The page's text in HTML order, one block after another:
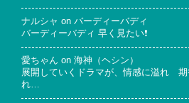
ナルシャ on バーディーバディ
バーディーバディ 早く見たい❗
愛ちゃん on 海神（ヘシン）
展開していくドラマが、情感に溢れ 期
れ…